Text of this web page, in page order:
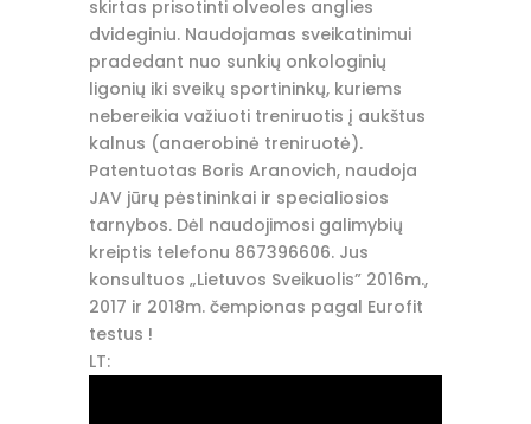
skirtas prisotinti olveoles anglies
dvideginiu. Naudojamas sveikatinimui
pradedant nuo sunkių onkologinių
ligonių iki sveikų sportininkų, kuriems
nebereikia važiuoti treniruotis į aukštus
kalnus (anaerobinė treniruotė).
Patentuotas Boris Aranovich, naudoja
JAV jūrų pėstininkai ir specialiosios
tarnybos. Dėl naudojimosi galimybių
kreiptis telefonu 867396606. Jus
konsultuos „Lietuvos Sveikuolis” 2016m.,
2017 ir 2018m. čempionas pagal Eurofit
testus !
LT: